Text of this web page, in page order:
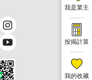
我是業主
按揭計算
我的收藏